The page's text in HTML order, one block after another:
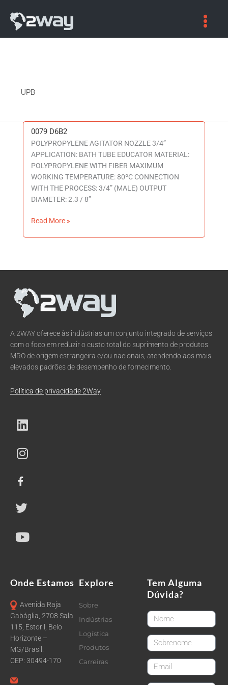
UPB
0079 D6B2
POLYPROPYLENE AGITATOR NOZZLE 3/4”
APPLICATION: BATH TUBE EDUCATOR MATERIAL:
POLYPROPYLENE WITH FIBER MAXIMUM
WORKING TEMPERATURE: 80ºC CONNECTION
WITH THE PROCESS: 3/4” (MALE) OUTPUT
DIAMETER: 2.3 / 8”
0079
D6B2
Read More »
A 2WAY oferece às indústrias um conjunto integrado de serviços
com o foco em reduzir o custo total do suprimento de produtos
MRO de origem estrangeira e/ou nacionais, atendendo aos mais
elevados padrões de desempenho de fornecimento.
Política de privacidade 2Way
Onde Estamos
Avenida Raja
Gabáglia, 2708 Sala
115, Estoril, Belo
Horizonte –
MG/Brasil.
CEP: 30494-170
Explore
Sobre
Indústrias
Logística
Produtos
Carreiras
Tem Alguma
Dúvida?
FirstName
LastName
email